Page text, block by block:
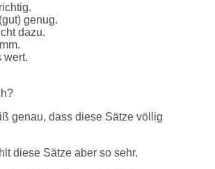
genug.
dazu.
wert.
genau, dass diese Sätze völlig
diese Sätze aber so sehr.